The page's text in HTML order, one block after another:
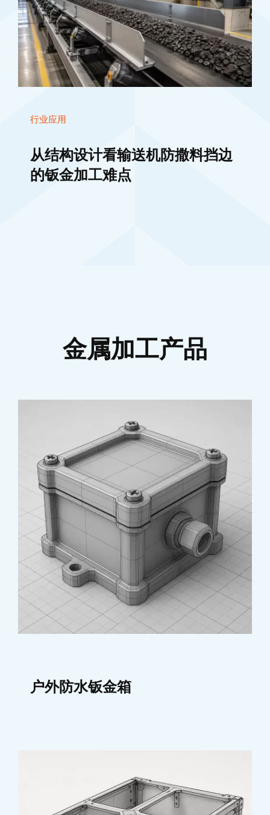
行业应用
从结构设计看输送机防撒料挡边
的钣金加工难点
金属加工产品
户外防水钣金箱